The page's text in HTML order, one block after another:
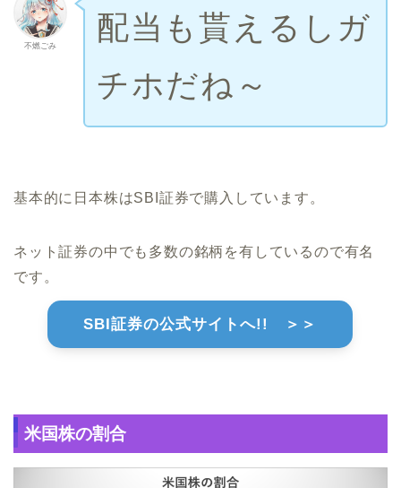
不燃ごみ
配当も貰えるしガ
チホだね～
基本的に日本株はSBI証券で購入しています。
ネット証券の中でも多数の銘柄を有しているので有名
です。
SBI証券の公式サイトへ!! ＞＞
米国株の割合